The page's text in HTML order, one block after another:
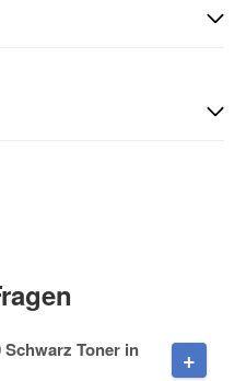
Schwarz Toner in